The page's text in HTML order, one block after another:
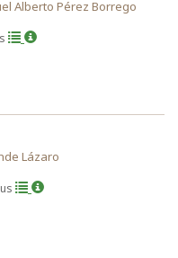
Alberto Pérez Borrego
Lázaro